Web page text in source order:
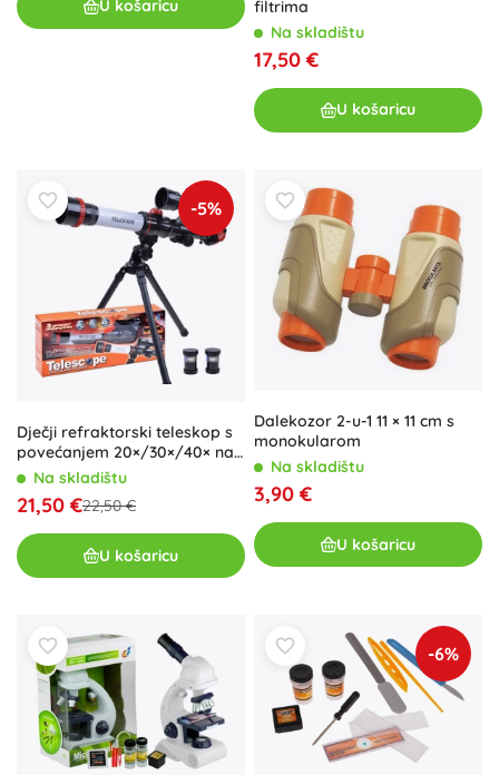
U košaricu
filtrima
Na skladištu
17,50 €
U košaricu
-5%
Dječji refraktorski teleskop s
povećanjem 20×/30×/40× na
stativu
Na skladištu
21,50 €22,50 €
U košaricu
Dalekozor 2-u-1 11 × 11 cm s
monokularom
Na skladištu
3,90 €
U košaricu
-6%